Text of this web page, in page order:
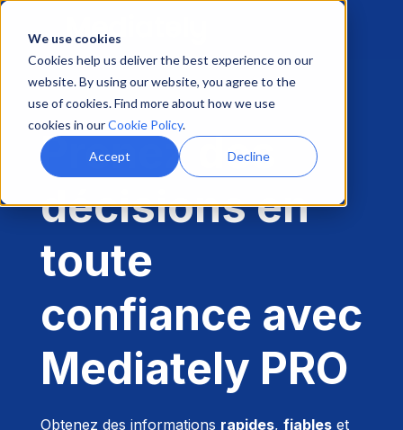
We use cookies
Cookies help us deliver the best experience on our
website. By using our website, you agree to the
use of cookies. Find more about how we use
cookies in ourCookie Policy.
Accept Decline
Prenez des
décisions en
toute
confiance avec
Mediately PRO
Obtenez des informations rapides, fiables et